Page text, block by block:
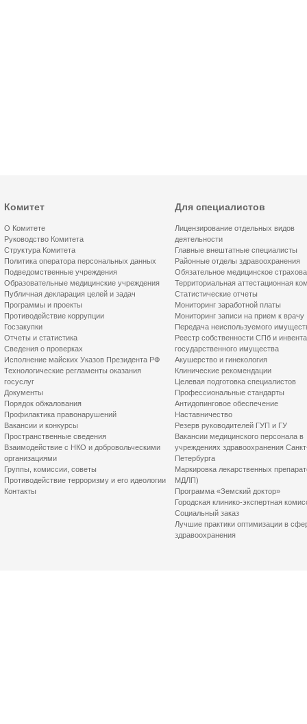
Комитет
О Комитете
Руководство Комитета
Структура Комитета
Политика оператора персональных данных
Подведомственные учреждения
Образовательные медицинские учреждения
Публичная декларация целей и задач
Программы и проекты
Противодействие коррупции
Госзакупки
Отчеты и статистика
Сведения о проверках
Исполнение майских Указов Президента РФ
Технологические регламенты оказания
госуслуг
Документы
Порядок обжалования
Профилактика правонарушений
Вакансии и конкурсы
Пространственные сведения
Взаимодействие с НКО и добровольческими
организациями
Группы, комиссии, советы
Противодействие терроризму и его идеологии
Контакты
Для специалистов
Лицензирование отдельных видов
деятельности
Главные внештатные специалисты
Районные отделы здравоохранения
Обязательное медицинское
Территориальная аттестационная
Статистические отчеты
Мониторинг заработной платы
Мониторинг записи на прием к врачу
Передача неиспользуемого
Реестр собственности СПб и
государственного имущества
Акушерство и гинекология
Клинические рекомендации
Целевая подготовка специалистов
Профессиональные стандарты
Антидопинговое обеспечение
Наставничество
Резерв руководителей ГУП и ГУ
Вакансии медицинского персонала в
учреждениях здравоохранения
Петербурга
Маркировка лекарственных
МДЛП)
Программа «Земский доктор»
Городская клинико-экспертная
Социальный заказ
Лучшие практики оптимизации в
здравоохранения